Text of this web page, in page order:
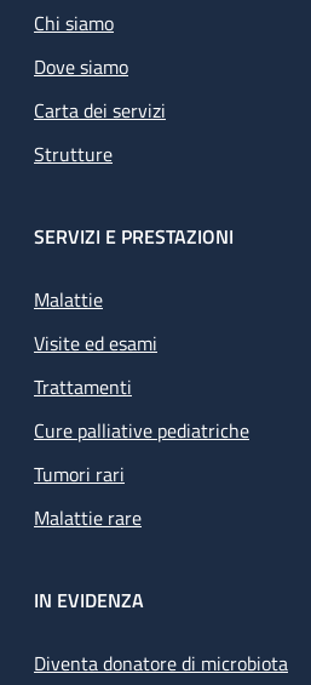
Chi siamo
Dove siamo
Carta dei servizi
Strutture
SERVIZI E PRESTAZIONI
Malattie
Visite ed esami
Trattamenti
Cure palliative pediatriche
Tumori rari
Malattie rare
IN EVIDENZA
Diventa donatore di microbiota